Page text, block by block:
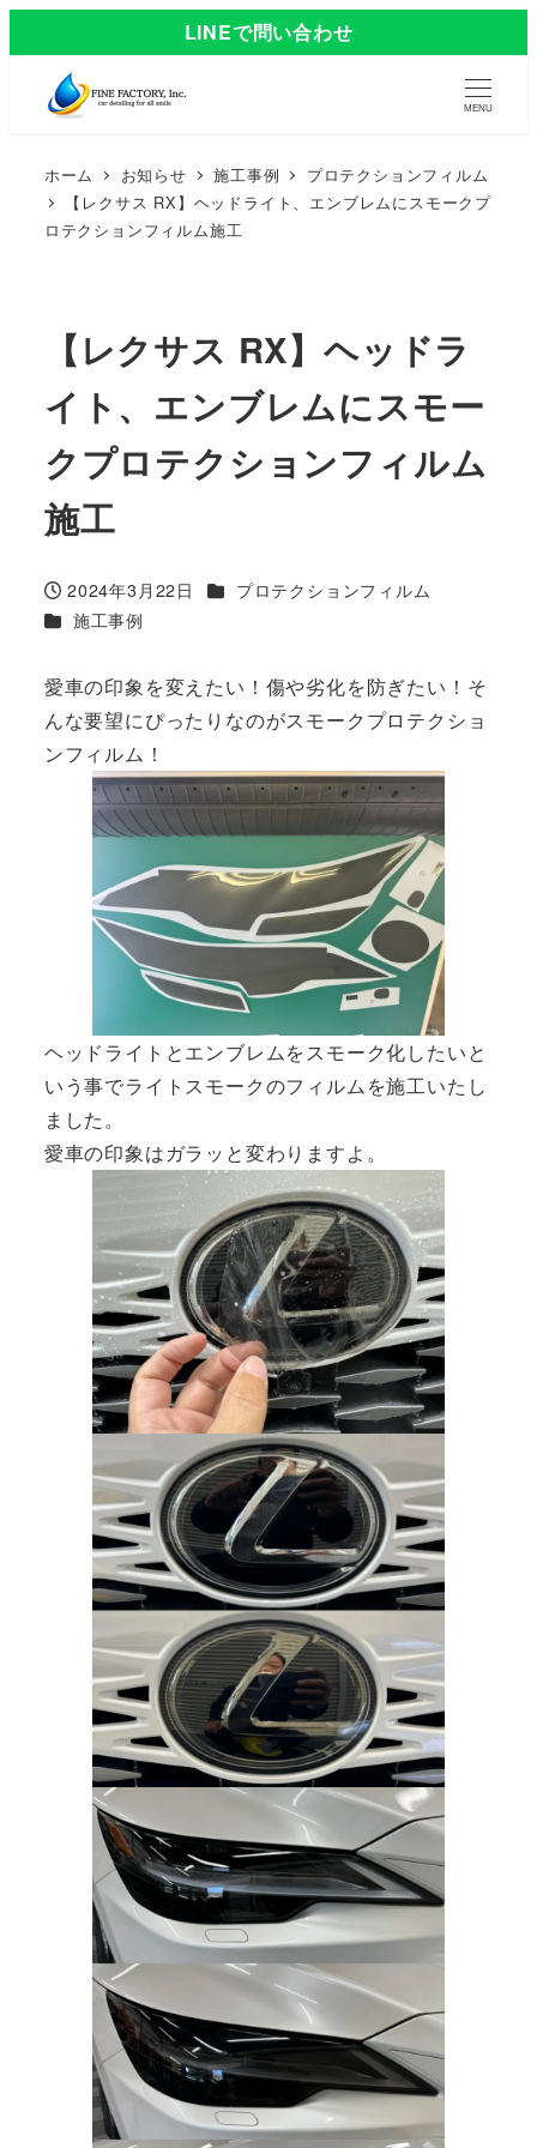
LINEで問い合わせ
MENU
ホーム お知らせ 施工事例
プロテクションフィルム
【レクサス RX】ヘッドライト、エンブレムにスモークプ
ロテクションフィルム施工
【レクサス RX】ヘッドラ
イト、エンブレムにスモー
クプロテクションフィルム
施工
投稿日
2024年3月22日 カテゴリー
プロテクションフィルム
カテゴリー
施工事例
愛車の印象を変えたい！傷や劣化を防ぎたい！そ
んな要望にぴったりなのがスモークプロテクショ
ンフィルム！
ヘッドライトとエンブレムをスモーク化したいと
いう事でライトスモークのフィルムを施工いたし
ました。
愛車の印象はガラッと変わりますよ。